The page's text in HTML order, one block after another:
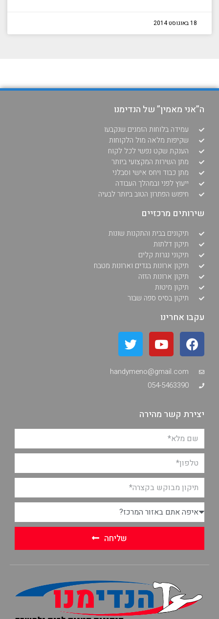
18 באוגוסט 2014
ה”אני מאמין” של הנדימנו
עמידה בלוחות הזמנים שנקבעו
שקיפות מלאה מול הלקוחות
הענקת שקט נפשי לכל לקוח
מתן השירות המקצועי ביותר
מתן כבוד ויחס אישי וסבלני
ייעוץ לפני ובמהלך העבודה
חיפוש הפתרון הטוב ביותר לבעיה
שירותים מרכזיים
תיקונים בבית והתקנות שונות
תיקון דלתות
תיקוני נגרות קלים
תיקון ארונות בגדים וארונות מטבח
תיקון ארונות הזזה
תיקון מיטות
תיקון בסיס ספה שבור
עקבו אחרינו
handymeno@gmail.com
054-5463390
יצירת קשר מהירה
שליחה